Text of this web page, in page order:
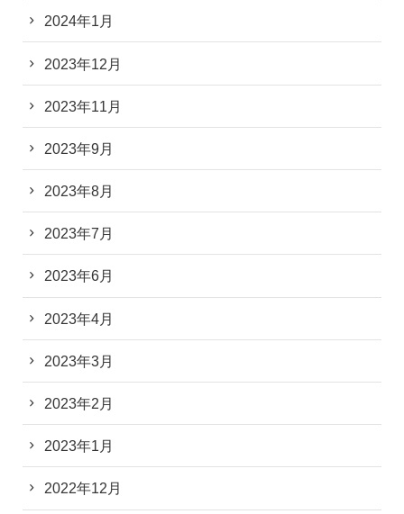
2024年1月
2023年12月
2023年11月
2023年9月
2023年8月
2023年7月
2023年6月
2023年4月
2023年3月
2023年2月
2023年1月
2022年12月